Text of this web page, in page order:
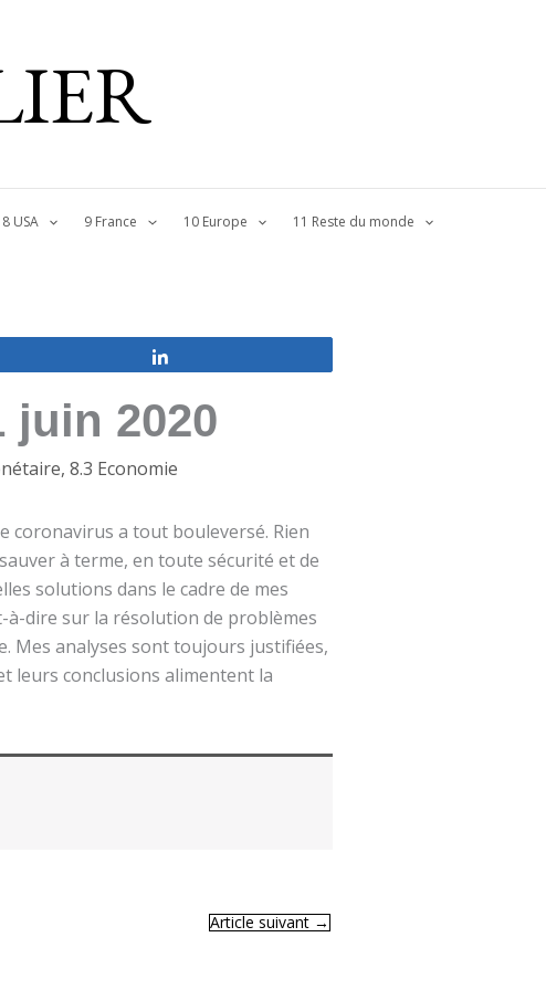
8 USA 9 France 10 Europe 11 Reste du monde
juin 2020
, 8.3 Economie
coronavirus a tout bouleversé. Rien
à terme, en toute sécurité et de
solutions dans le cadre de mes
à-dire sur la résolution de problèmes
Mes analyses sont toujours justifiées,
leurs conclusions alimentent la
Article suivant →